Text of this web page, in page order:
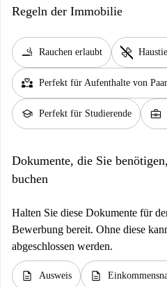
Regeln der Immobilie
smoking_rooms Rauchen erlaubt pet_supplies
partner_heart Perfekt für Aufenthalte von
school Perfekt für Studierende business_center
Dokumente, die Sie
buchen
Halten Sie diese Dokumente für
Bewerbung bereit. Ohne diese
abgeschlossen werden.
description Ausweis description